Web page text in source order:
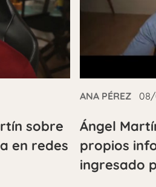
sobre
en redes
ANA PÉREZ
Ángel
propios
ingresado